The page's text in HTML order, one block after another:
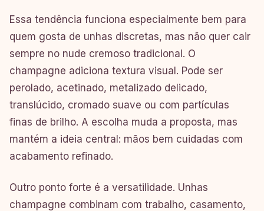
Essa tendência funciona especialmente bem para
quem gosta de unhas discretas, mas não quer cair
sempre no nude cremoso tradicional. O
champagne adiciona textura visual. Pode ser
perolado, acetinado, metalizado delicado,
translúcido, cromado suave ou com partículas
finas de brilho. A escolha muda a proposta, mas
mantém a ideia central: mãos bem cuidadas com
acabamento refinado.
Outro ponto forte é a versatilidade. Unhas
champagne combinam com trabalho, casamento,